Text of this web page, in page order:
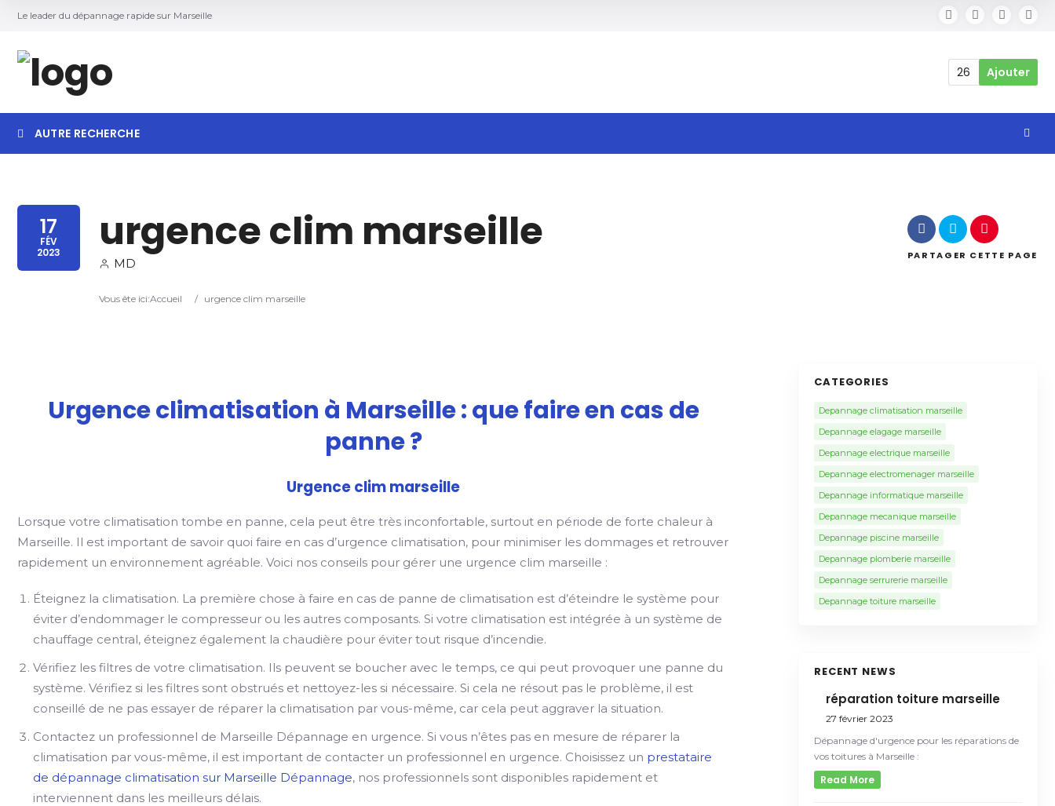
Le leader du dépannage rapide sur Marseille
26 Ajouter
AUTRE RECHERCHE
17
FÉV
2023
urgence clim marseille
MD
Vous ête ici:Accueil / urgence clim marseille
PARTAGER CETTE PAGE
Urgence climatisation à Marseille : que faire en cas de
panne ?
Urgence clim marseille
Lorsque votre climatisation tombe en panne, cela peut être très inconfortable, surtout en période de forte chaleur à
Marseille. Il est important de savoir quoi faire en cas d’urgence climatisation, pour minimiser les dommages et retrouver
rapidement un environnement agréable. Voici nos conseils pour gérer une urgence clim marseille :
Éteignez la climatisation. La première chose à faire en cas de panne de climatisation est d’éteindre le système pour
éviter d’endommager le compresseur ou les autres composants. Si votre climatisation est intégrée à un système de
chauffage central, éteignez également la chaudière pour éviter tout risque d’incendie.
Vérifiez les filtres de votre climatisation. Ils peuvent se boucher avec le temps, ce qui peut provoquer une panne du
système. Vérifiez si les filtres sont obstrués et nettoyez-les si nécessaire. Si cela ne résout pas le problème, il est
conseillé de ne pas essayer de réparer la climatisation par vous-même, car cela peut aggraver la situation.
Contactez un professionnel de Marseille Dépannage en urgence. Si vous n’êtes pas en mesure de réparer la
climatisation par vous-même, il est important de contacter un professionnel en urgence. Choisissez un prestataire
de dépannage climatisation sur Marseille Dépannage, nos professionnels sont disponibles rapidement et
interviennent dans les meilleurs délais.
CATEGORIES
Depannage climatisation marseille
Depannage elagage marseille
Depannage electrique marseille
Depannage electromenager marseille
Depannage informatique marseille
Depannage mecanique marseille
Depannage piscine marseille
Depannage plomberie marseille
Depannage serrurerie marseille
Depannage toiture marseille
RECENT NEWS
réparation toiture marseille
27 février 2023
Dépannage d'urgence pour les réparations de
vos toitures à Marseille :
Read More